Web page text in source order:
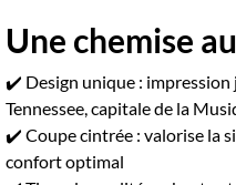
Une chemise
✔️ Design unique :
Tennessee, capitale de la
✔️ Coupe cintrée : valorise la
confort optimal